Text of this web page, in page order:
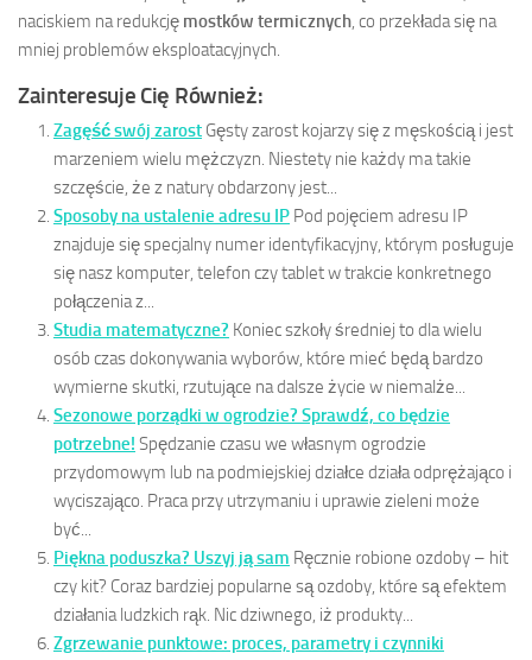
naciskiem na redukcję mostków termicznych, co przekłada się na
mniej problemów eksploatacyjnych.
Zainteresuje Cię Również:
Zagęść swój zarost Gęsty zarost kojarzy się z męskością i jest
marzeniem wielu mężczyzn. Niestety nie każdy ma takie
szczęście, że z natury obdarzony jest...
Sposoby na ustalenie adresu IP Pod pojęciem adresu IP
znajduje się specjalny numer identyfikacyjny, którym posługuje
się nasz komputer, telefon czy tablet w trakcie konkretnego
połączenia z...
Studia matematyczne? Koniec szkoły średniej to dla wielu
osób czas dokonywania wyborów, które mieć będą bardzo
wymierne skutki, rzutujące na dalsze życie w niemalże...
Sezonowe porządki w ogrodzie? Sprawdź, co będzie
potrzebne! Spędzanie czasu we własnym ogrodzie
przydomowym lub na podmiejskiej działce działa odprężająco i
wyciszająco. Praca przy utrzymaniu i uprawie zieleni może
być...
Piękna poduszka? Uszyj ją sam Ręcznie robione ozdoby – hit
czy kit? Coraz bardziej popularne są ozdoby, które są efektem
działania ludzkich rąk. Nic dziwnego, iż produkty...
Zgrzewanie punktowe: proces, parametry i czynniki